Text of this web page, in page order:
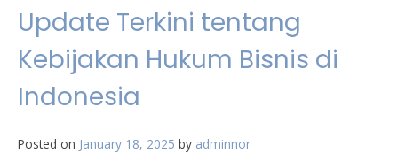
Update Terkini tentang
Kebijakan Hukum Bisnis di
Indonesia
Posted on January 18, 2025 by adminnor